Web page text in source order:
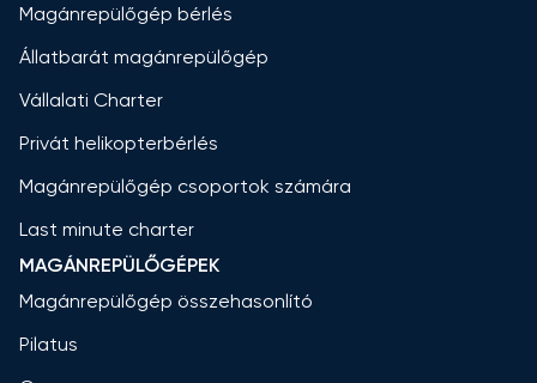
Magánrepülőgép bérlés
Állatbarát magánrepülőgép
Vállalati Charter
Privát helikopterbérlés
Magánrepülőgép csoportok számára
Last minute charter
MAGÁNREPÜLŐGÉPEK
Magánrepülőgép összehasonlító
Pilatus